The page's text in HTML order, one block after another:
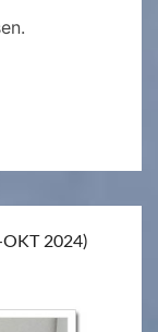
2024)